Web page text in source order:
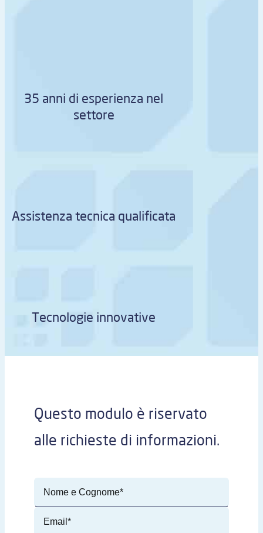
35 anni di esperienza nel
settore
Assistenza tecnica qualificata
Tecnologie innovative
Questo modulo è riservato
alle richieste di informazioni.